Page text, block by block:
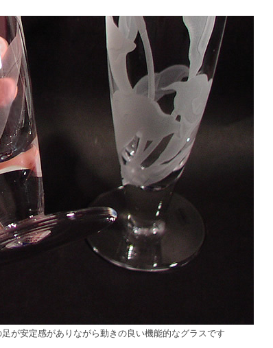
が安定感がありながら動きの良い機能的なグラスです